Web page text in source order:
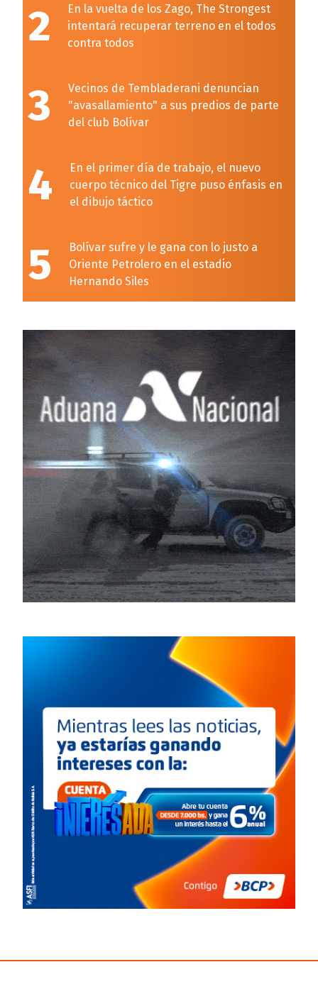
2
En la vuelta de los Zago, The Strongest
intentará recuperar terreno en el todos
contra todos
3
Vecinos de Tembladerani denuncian
"avasallamiento" a sus predios de parte
del club Bolívar
4
En el primer día de trabajo, el nuevo
cuerpo técnico del Tigre puso énfasis en
el dibujo táctico
5
Bolívar sufre y le gana con lo justo a
Oriente Petrolero en el estadio
Hernando Siles